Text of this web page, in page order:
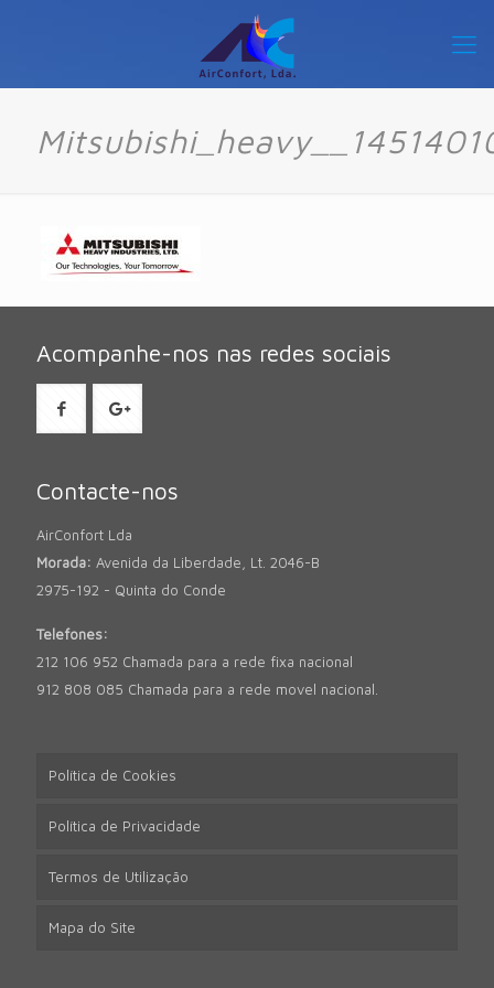
Acompanhe-nos nas redes sociais
Contacte-nos
AirConfort Lda
Morada: Avenida da Liberdade, Lt. 2046-B
2975-192 - Quinta do Conde
Telefones:
212 106 952 Chamada para a rede fixa nacional
912 808 085 Chamada para a rede movel nacional.
Política de Cookies
Política de Privacidade
Termos de Utilização
Mapa do Site